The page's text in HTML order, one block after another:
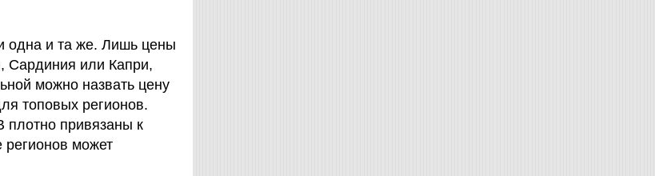
одна и та же. Лишь цены
Сардиния или Капри,
можно назвать цену
топовых регионов.
плотно привязаны к
может